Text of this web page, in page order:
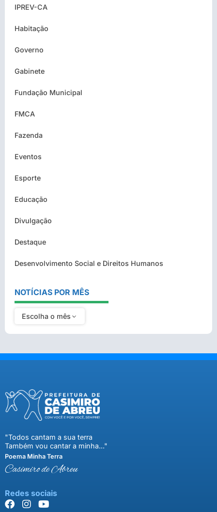
IPREV-CA
Habitação
Governo
Gabinete
Fundação Municipal
FMCA
Fazenda
Eventos
Esporte
Educação
Divulgação
Destaque
Desenvolvimento Social e Direitos Humanos
NOTÍCIAS POR MÊS
Escolha o mês
"Todos cantam a sua terra
Também vou cantar a minha..."
Poema Minha Terra
Casimiro de Abreu
Redes sociais